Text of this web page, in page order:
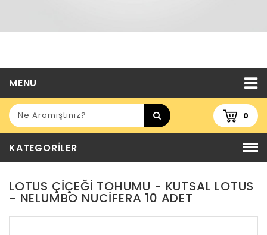
MENU
0
KATEGORILER
LOTUS ÇIÇEĞI TOHUMU - KUTSAL LOTUS
- NELUMBO NUCIFERA 10 ADET